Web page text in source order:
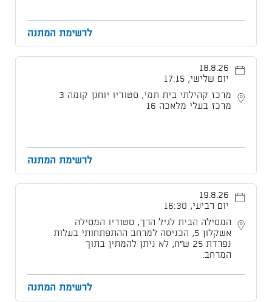
לרשימת המתנה
18.8.26
יום שלישי, 17:15
מרכז קהילתי בית תמי, סטודיו יוחנן קומה 3
מרכז בעלי מלאכה 16
לרשימת המתנה
19.8.26
יום רביעי, 16:30
המסילה הבית לגיל הרך, סטודיו המסילה
אשקלון 5, הכניסה למרחב ההתפתחותי בעלות
נפרדת 25 ש"ח, לא ניתן להמתין בתוך
המרחב.
לרשימת המתנה